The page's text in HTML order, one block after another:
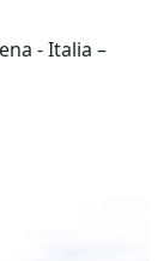
-Italia –